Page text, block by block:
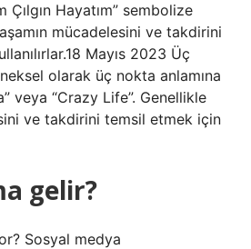
Çılgın Hayatım” sembolize
mücadelesini ve takdirini
Mayıs 2023 Üç
olarak üç nokta anlamına
veya “Crazy Life”. Genellikle
ve takdirini temsil etmek için
gelir?
Sosyal medya